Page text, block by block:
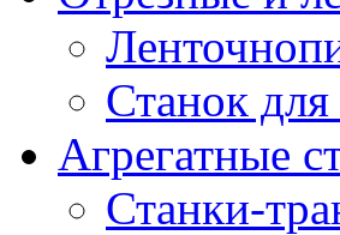
Станок
Агрегатные
Станки-